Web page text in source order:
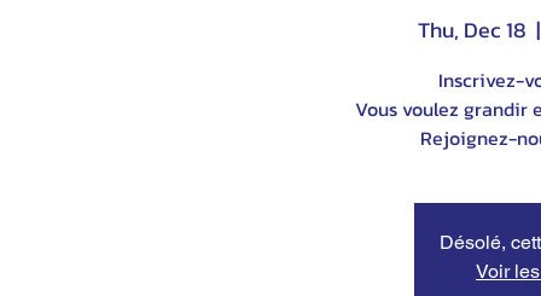
Thu, Dec 18
Inscrivez-
Vous voulez grandir
Désolé,
Voir